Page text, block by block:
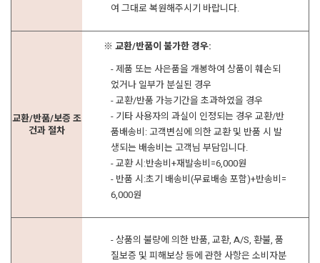
여 그대로 복원해주시기 바랍니다.
교환/반품/보증 조
건과 절차
※ 교환/반품이 불가한 경우:
- 제품 또는 사은품을 개봉하여 상품이 훼손되
었거나 일부가 분실된 경우
- 교환/반품 가능기간을 초과하였을 경우
- 기타 사용자의 과실이 인정되는 경우 교환/반
품배송비: 고객변심에 의한 교환 및 반품 시 발
생되는 배송비는 고객님 부담입니다.
- 교환 시:반송비+재발송비=6,000원
- 반품 시:초기 배송비(무료배송 포함)+반송비=
6,000원
- 상품의 불량에 의한 반품, 교환, A/S, 환불, 품
질보증 및 피해보상 등에 관한 사항은 소비자분